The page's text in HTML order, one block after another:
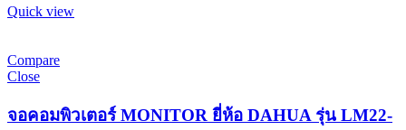
Quick view
Compare
Close
จอคอมพิวเตอร์ MONITOR ยี่ห้อ DAHUA รุ่น LM22-